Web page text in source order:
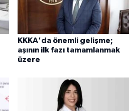
KKKA'da önemli gelişme;
aşının ilk fazı tamamlanmak
üzere